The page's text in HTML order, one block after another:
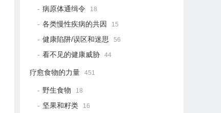
病原体通缉令 18
各类慢性疾病的共因 15
健康陷阱/误区和迷思 56
看不见的健康威胁 44
疗愈食物的力量 451
野生食物 18
坚果和籽类 16